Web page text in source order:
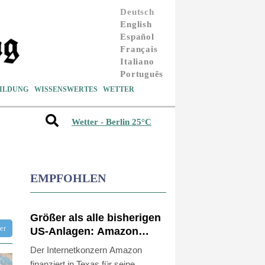
Deutsch
English
Español
Français
Italiano
Português
WISSENSWERTES WETTER
Wetter - Berlin 25°C
EMPFOHLEN
Größer als alle bisherigen
US-Anlagen: Amazon
finanziert für
Rechenzentren riesiges
Der Internetkonzern Amazon